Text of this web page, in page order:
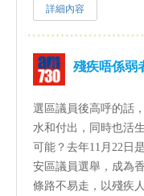
詳細內容
殘疾唔係弱
選區議員後高呼的話
水和付出，同時也活
可能？去年11月22日
安區議員選舉，成為
條路不易走，以殘疾